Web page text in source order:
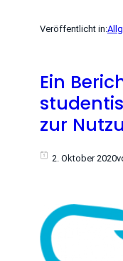
Veröffentlicht in:
Ein
zur
2. Oktober 2020